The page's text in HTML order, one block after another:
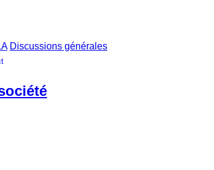
Discussions générales